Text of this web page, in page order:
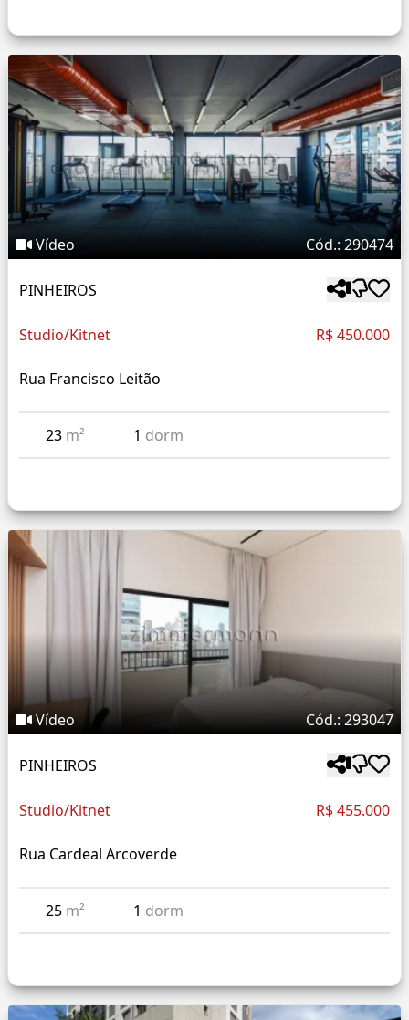
Vídeo Cód.: 290474
PINHEIROS
Studio/Kitnet R$ 450.000
Rua Francisco Leitão
23 m² 1 dorm
Vídeo Cód.: 293047
PINHEIROS
Studio/Kitnet R$ 455.000
Rua Cardeal Arcoverde
25 m² 1 dorm